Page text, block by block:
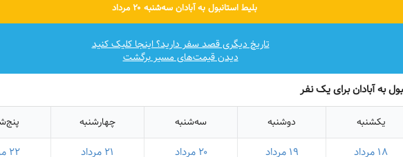
بلیط استانبول به آبادان سه‌شنبه ۲۰ مرداد
تاریخ دیگری قصد سفر دارید؟ اینجا کلیک کنید
دیدن قیمت‌های مسیر برگشت
به آبادان برای یک نفر
یکشنبه دوشنبه سه‌شنبه چهارشنبه
۱۸ مرداد ۱۹ مرداد ۲۰ مرداد ۲۱ مرداد ۲۲ مرداد